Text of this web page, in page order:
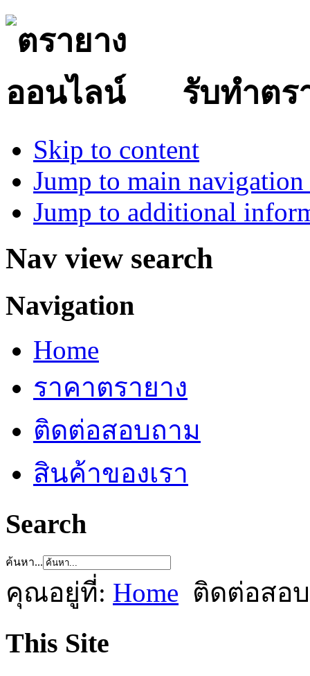
รับทำตร
Skip to content
Jump to main
Jump to additional
Nav view search
Navigation
Home
ราคาตรายาง
ติดต่อสอบถาม
สินค้าของเรา
Search
ค้นหา...
คุณอยู่ที่: Home ติดต่อสอ
This Site